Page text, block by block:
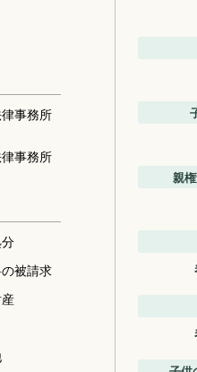
事務所
事務所
被請求
親